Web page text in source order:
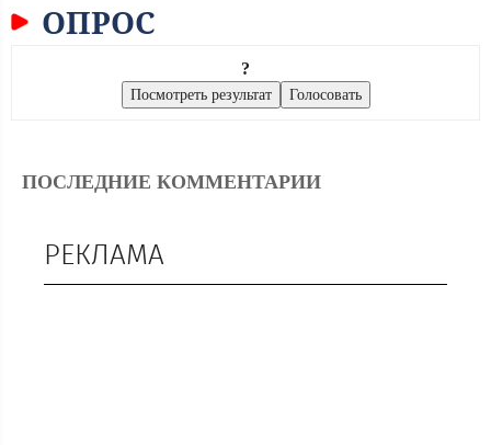
ОПРОС
?
ПОСЛЕДНИЕ КОММЕНТАРИИ
РЕКЛАМА